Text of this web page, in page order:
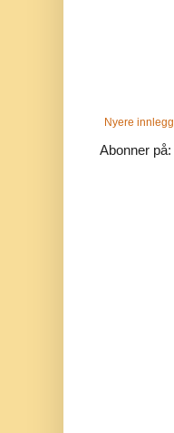
Nyere innlegg
Abonner på: